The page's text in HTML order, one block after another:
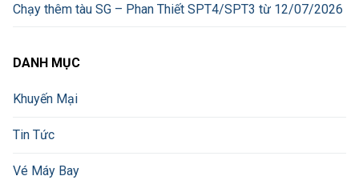
Chạy thêm tàu SG – Phan Thiết SPT4/SPT3 từ 12/07/2026
DANH MỤC
Khuyến Mại
Tin Tức
Vé Máy Bay